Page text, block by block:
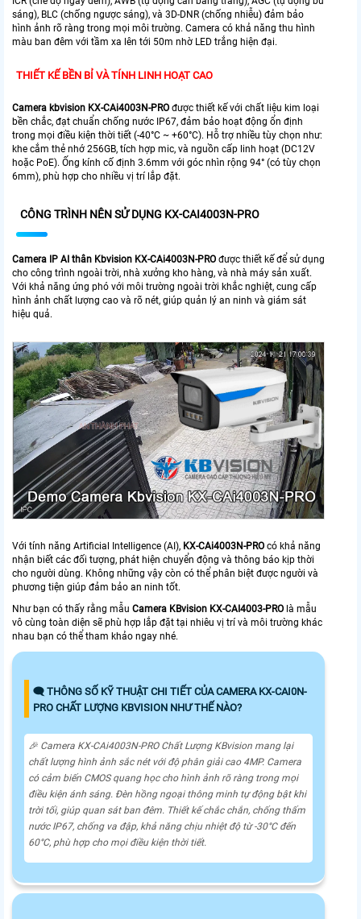
sáng), BLC (chống ngược sáng), và 3D-DNR (chống nhiễu) đảm bảo
hình ảnh rõ ràng trong mọi môi trường. Camera có khả năng thu hình
màu ban đêm với tầm xa lên tới 50m nhờ LED trắng hiện đại.
THIẾT KẾ BỀN BỈ VÀ TÍNH LINH HOẠT CAO
Camera kbvision KX-CAi4003N-PRO được thiết kế với chất liệu kim loại
bền chắc, đạt chuẩn chống nước IP67, đảm bảo hoạt động ổn định
trong mọi điều kiện thời tiết (-40°C ~ +60°C). Hỗ trợ nhiều tùy chọn như:
khe cắm thẻ nhớ 256GB, tích hợp mic, và nguồn cấp linh hoạt (DC12V
hoặc PoE). Ống kính cố định 3.6mm với góc nhìn rộng 94° (có tùy chọn
6mm), phù hợp cho nhiều vị trí lắp đặt.
CÔNG TRÌNH NÊN SỬ DỤNG KX-CAI4003N-PRO
Camera IP AI thân Kbvision KX-CAi4003N-PRO được thiết kế để sử dụng
cho công trình ngoài trời, nhà xưởng kho hàng, và nhà máy sản xuất.
Với khả năng ứng phó với môi trường ngoài trời khắc nghiệt, cung cấp
hình ảnh chất lượng cao và rõ nét, giúp quản lý an ninh và giám sát
hiệu quả.
Với tính năng Artificial Intelligence (AI), KX-CAi4003N-PRO có khả năng
nhận biết các đối tượng, phát hiện chuyển động và thông báo kịp thời
cho người dùng. Không những vậy còn có thể phân biệt được người và
phương tiện giúp đảm bảo an ninh tốt.
Như bạn có thấy rằng mẫu Camera KBvision KX-CAI4003-PRO là mẫu
vô cùng toàn diện sẽ phù hợp lắp đặt tại nhiêu vị trí và môi trường khác
nhau bạn có thể tham khảo ngay nhé.
🗨️ THÔNG SỐ KỸ THUẬT CHI TIẾT CỦA CAMERA KX-CAI0N-
PRO CHẤT LƯỢNG KBVISION NHƯ THẾ NÀO?
️🎉 Camera KX-CAi4003N-PRO Chất Lượng KBvision mang lại
chất lượng hình ảnh sắc nét với độ phân giải cao 4MP. Camera
có cảm biến CMOS quang học cho hình ảnh rõ ràng trong mọi
điều kiện ánh sáng. Đèn hồng ngoại thông minh tự động bật khi
trời tối, giúp quan sát ban đêm. Thiết kế chắc chắn, chống thấm
nước IP67, chống va đập, khả năng chịu nhiệt độ từ -30°C đến
60°C, phù hợp cho mọi điều kiện thời tiết.